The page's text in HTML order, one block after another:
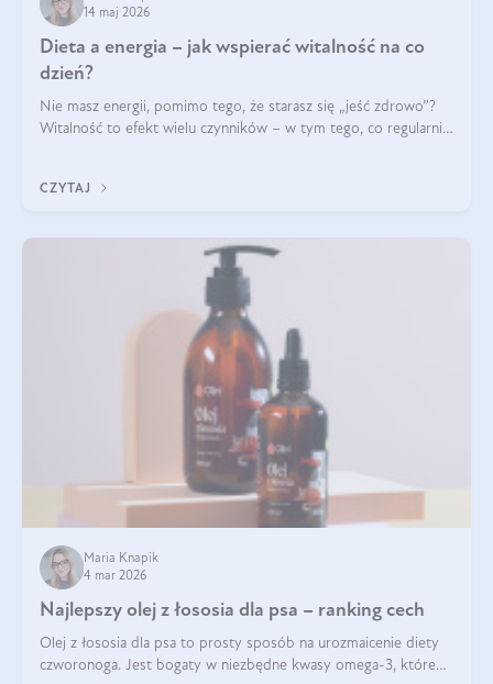
14 maj 2026
Dieta a energia – jak wspierać witalność na co
dzień?
Nie masz energii, pomimo tego, że starasz się „jeść zdrowo”?
Witalność to efekt wielu czynników – w tym tego, co regularnie
CZYTAJ
Maria Knapik
4 mar 2026
Najlepszy olej z łososia dla psa – ranking cech
Olej z łososia dla psa to prosty sposób na urozmaicenie diety
czworonoga. Jest bogaty w niezbędne kwasy omega-3, które